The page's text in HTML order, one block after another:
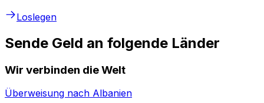
Loslegen
Sende Geld an folgende Länder
Wir verbinden die Welt
Überweisung nach Albanien